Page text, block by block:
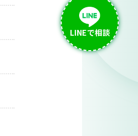
LINEで相談